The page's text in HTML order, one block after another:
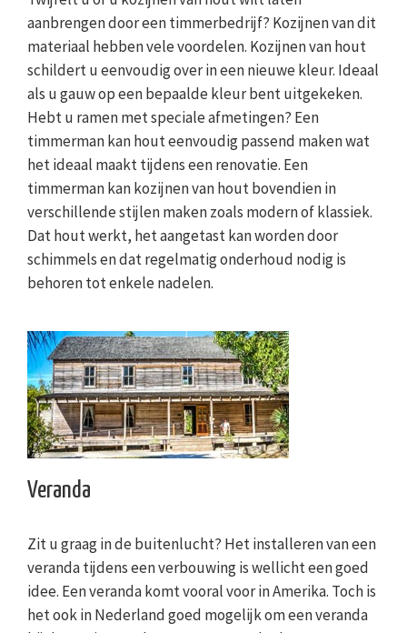
aanbrengen door een timmerbedrijf? Kozijnen van dit
materiaal hebben vele voordelen. Kozijnen van hout
schildert u eenvoudig over in een nieuwe kleur. Ideaal
als u gauw op een bepaalde kleur bent uitgekeken.
Hebt u ramen met speciale afmetingen? Een
timmerman kan hout eenvoudig passend maken wat
het ideaal maakt tijdens een renovatie. Een
timmerman kan kozijnen van hout bovendien in
verschillende stijlen maken zoals modern of klassiek.
Dat hout werkt, het aangetast kan worden door
schimmels en dat regelmatig onderhoud nodig is
behoren tot enkele nadelen.
Veranda
Zit u graag in de buitenlucht? Het installeren van een
veranda tijdens een verbouwing is wellicht een goed
idee. Een veranda komt vooral voor in Amerika. Toch is
het ook in Nederland goed mogelijk om een veranda